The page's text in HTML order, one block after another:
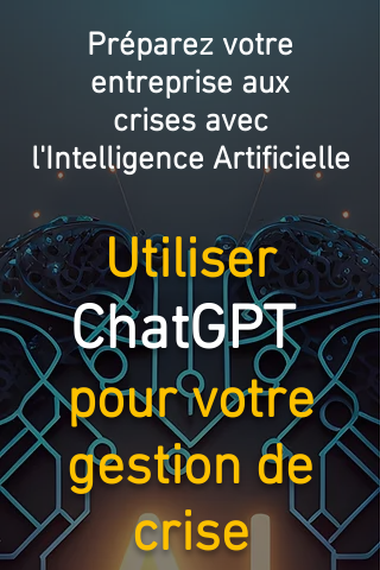
Préparez votre
entreprise aux
crises avec
l'Intelligence Artificielle
Utiliser
ChatGPT
pourvotre
gestion de
crise